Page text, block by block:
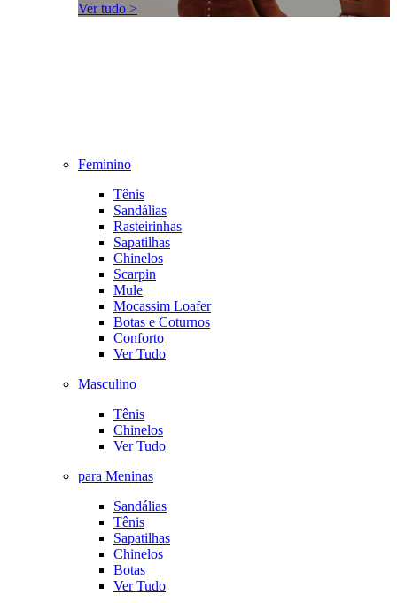
Ver tudo >
Feminino
Tênis
Sandálias
Rasteirinhas
Sapatilhas
Chinelos
Scarpin
Mule
Mocassim Loafer
Botas e Coturnos
Conforto
Ver Tudo
Masculino
Tênis
Chinelos
Ver Tudo
para Meninas
Sandálias
Tênis
Sapatilhas
Chinelos
Botas
Ver Tudo